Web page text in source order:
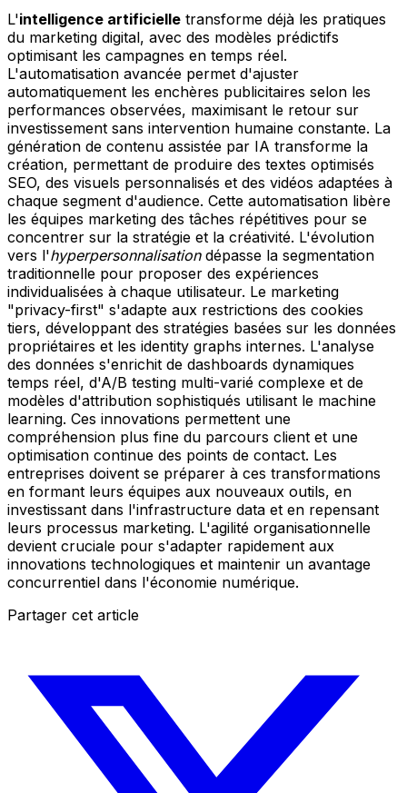
L'intelligence artificielle transforme déjà les pratiques
du marketing digital, avec des modèles prédictifs
optimisant les campagnes en temps réel.
L'automatisation avancée permet d'ajuster
automatiquement les enchères publicitaires selon les
performances observées, maximisant le retour sur
investissement sans intervention humaine constante. La
génération de contenu assistée par IA transforme la
création, permettant de produire des textes optimisés
SEO, des visuels personnalisés et des vidéos adaptées à
chaque segment d'audience. Cette automatisation libère
les équipes marketing des tâches répétitives pour se
concentrer sur la stratégie et la créativité. L'évolution
vers l'hyperpersonnalisationdépasse la segmentation
traditionnelle pour proposer des expériences
individualisées à chaque utilisateur. Le marketing
"privacy-first" s'adapte aux restrictions des cookies
tiers, développant des stratégies basées sur les données
propriétaires et les identity graphs internes. L'analyse
des données s'enrichit de dashboards dynamiques
temps réel, d'A/B testing multi-varié complexe et de
modèles d'attribution sophistiqués utilisant le machine
learning. Ces innovations permettent une
compréhension plus fine du parcours client et une
optimisation continue des points de contact. Les
entreprises doivent se préparer à ces transformations
en formant leurs équipes aux nouveaux outils, en
investissant dans l'infrastructure data et en repensant
leurs processus marketing. L'agilité organisationnelle
devient cruciale pour s'adapter rapidement aux
innovations technologiques et maintenir un avantage
concurrentiel dans l'économie numérique.
Partager cet article